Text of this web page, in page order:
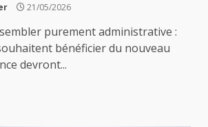
21/05/2026
purement administrative :
bénéficier du nouveau
devront...